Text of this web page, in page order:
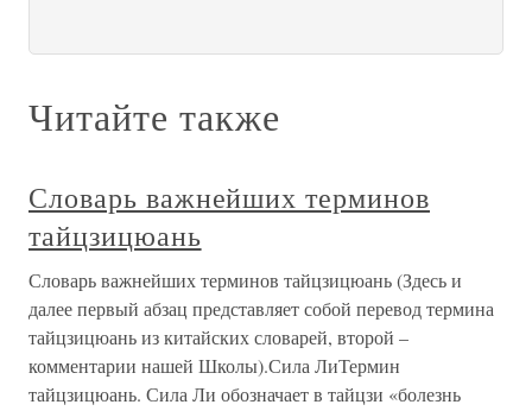
Читайте также
Словарь важнейших терминов
тайцзицюань
Словарь важнейших терминов тайцзицюань (Здесь и
далее первый абзац представляет собой перевод термина
тайцзицюань из китайских словарей, второй –
комментарии нашей Школы).Сила ЛиТермин
тайцзицюань. Сила Ли обозначает в тайцзи «болезнь